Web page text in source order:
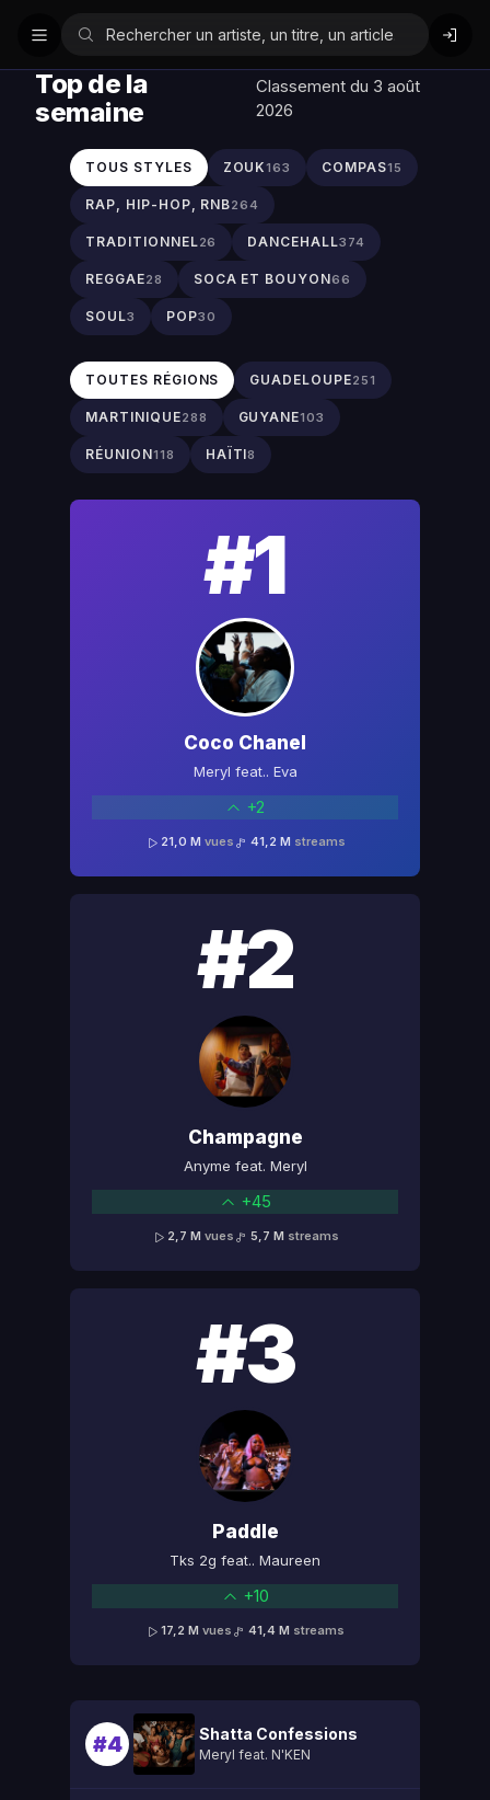
Top de la
semaine
Classement du 3 août
2026
TOUS STYLES ZOUK163 COMPAS15
RAP, HIP-HOP, RNB264
TRADITIONNEL26 DANCEHALL374
REGGAE28 SOCA ET BOUYON66
SOUL3 POP30
TOUTES RÉGIONS GUADELOUPE251
MARTINIQUE288 GUYANE103
RÉUNION118 HAÏTI8
#2
Champagne
Anyme feat. Meryl
+45
2,7 M vues 5,7 M streams
#1
Coco Chanel
Meryl feat.. Eva
+2
21,0 M vues 41,2 M streams
#3
Paddle
Tks 2g feat.. Maureen
+10
17,2 M vues 41,4 M streams
#4 Shatta Confessions
Meryl feat. N'KEN